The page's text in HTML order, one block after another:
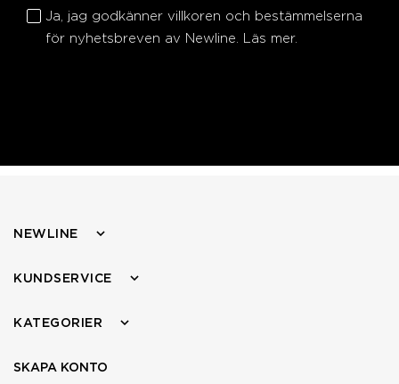
Ja, jag godkänner villkoren och bestämmelserna
för nyhetsbreven av Newline. Läs mer.
NEWLINE
KUNDSERVICE
KATEGORIER
SKAPA KONTO